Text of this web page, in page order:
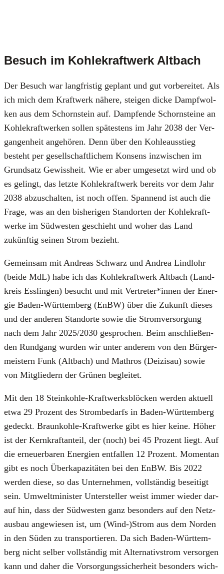
Besuch im Kohlekraftwerk Altbach
Der Besuch war lang­fris­tig geplant und gut vor­be­rei­tet. Als
ich mich dem Kraft­werk nähe­re, stei­gen dicke Dampf­wol­
ken aus dem Schorn­stein auf. Damp­fen­de Schorn­stei­ne an
Koh­le­kraft­wer­ken sol­len spä­tes­tens im Jahr 2038 der Ver­
gan­gen­heit ange­hö­ren. Denn über den Koh­le­aus­stieg
besteht per gesell­schaft­li­chem Kon­sens inzwi­schen im
Grund­satz Gewiss­heit. Wie er aber umge­setzt wird und ob
es gelingt, das letz­te Koh­le­kraft­werk bereits vor dem Jahr
2038 abzu­schal­ten, ist noch offen. Span­nend ist auch die
Fra­ge, was an den bis­he­ri­gen Stand­or­ten der Koh­le­kraft­
wer­ke im Süd­wes­ten geschieht und woher das Land
zukünf­tig sei­nen Strom bezieht.
Gemein­sam mit Andre­as Schwarz und Andrea Lind­l­ohr
(bei­de MdL) habe ich das Koh­le­kraft­werk Alt­bach (Land­
kreis Ess­lin­gen) besucht und mit Vertreter*innen der Ener­
gie Baden-Würt­tem­berg (EnBW) über die Zukunft die­ses
und der ande­ren Stand­or­te sowie die Strom­ver­sor­gung
nach dem Jahr 2025/2030 gespro­chen. Beim anschlie­ßen­
den Rund­gang wur­den wir unter ande­rem von den Bür­ger­
meis­tern Funk (Alt­bach) und Math­ros (Dei­zis­au) sowie
von Mit­glie­dern der Grü­nen beglei­tet.
Mit den 18 Stein­koh­le-Kraft­werks­blö­cken wer­den aktu­ell
etwa 29 Pro­zent des Strom­be­darfs in Baden-Würt­tem­berg
gedeckt. Braun­koh­le-Kraft­wer­ke gibt es hier kei­ne. Höher
ist der Kern­kraft­an­teil, der (noch) bei 45 Pro­zent liegt. Auf
die erneu­er­ba­ren Ener­gien ent­fal­len 12 Pro­zent. Momen­tan
gibt es noch Über­ka­pa­zi­tä­ten bei den EnBW. Bis 2022
wer­den die­se, so das Unter­neh­men, voll­stän­dig besei­tigt
sein. Umwelt­mi­nis­ter Unter­stel­ler weist immer wie­der dar­
auf hin, dass der Süd­wes­ten ganz beson­ders auf den Netz­
aus­bau ange­wie­sen ist, um (Wind-)Strom aus dem Nor­den
in den Süden zu trans­por­tie­ren. Da sich Baden-Würt­tem­
berg nicht sel­ber voll­stän­dig mit Alter­na­tiv­strom ver­sor­gen
kann und daher die Vor­sor­gungs­si­cher­heit beson­ders wich­